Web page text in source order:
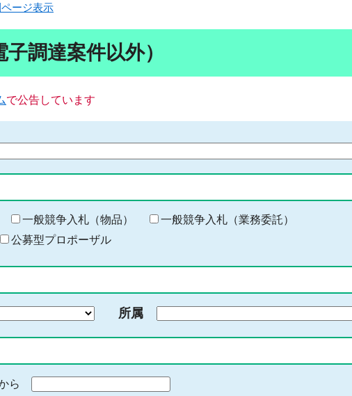
ージ表示
調達案件以外）
で公告しています
一般競争入札（物品）
一般競争入札（業務委託）
公募型プロポーザル
所属
ら